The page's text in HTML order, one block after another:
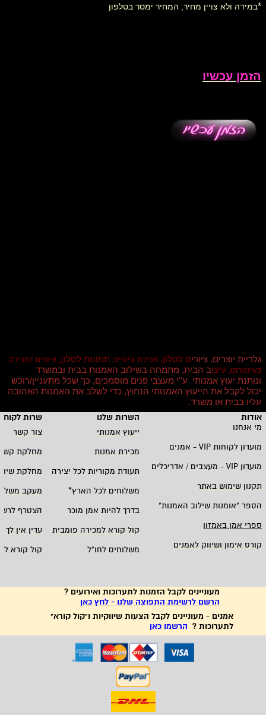
*במידה ולא צויין מחיר, המחיר ימסר בטלפון
הזמן עכשיו
גלריית יוצרים, ציורים לסלון, מכירת ציורים, תמונות לסלון, ציורים למכירה
באינטרנט, עיצוב הבית, מתמחה בשילוב האמנות בבית ובמשרד
ונותנת יעוץ אמנותי ע''י מעצבי פנים מוסמכים, כך שכל מתעניין/רוכש
יכול לקבל את הייעוץ האמנותי הנחוץ, כדי לשלב את האמנות האהובה
עליו בבית או משרד.
אודות
השרות שלנו
שרות
מי אנחנו
ייעוץ אמנותי
צור קשר
מועדון לקוחותVIP - אמנים מכירת אמנות
מחלקת
מועדון
מעצבים / אדריכלים תעודת מקוריות לכל יצירה
מחלקת
תקנון שימוש באתר
משלוחים לכל הארץ*
מעקב
הספר "אומנות שילוב האמנות" בדרך להיות אמן מוכר
הצטרף
ספרי אמן באמזון
קול קורא למכירה פומבית
עדין אין לך
קורס אימון ושיווק לאמנים
משלוחים לחו"ל קול קורא
מעוניינים לקבל הזמנות לתערוכות ואירועים ?
הרשם לרשימת התפוצה שלנו - לחץ כאן
אמנים - מעוניינים לקבל הצעות שיווקיות ו"קול קורא"
לתערוכות ? הרשמו כאן